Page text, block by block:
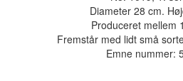
Diameter 28 cm.
Produceret mellem
Fremstår med lidt små
Emne nummer: